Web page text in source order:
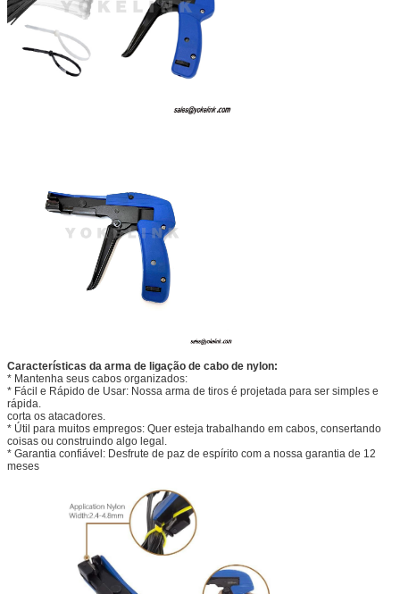
Características da arma de ligação de cabo de nylon:
* Mantenha seus cabos organizados:
* Fácil e Rápido de Usar: Nossa arma de tiros é projetada para ser simples e
rápida.
corta os atacadores.
* Útil para muitos empregos: Quer esteja trabalhando em cabos, consertando
coisas ou construindo algo legal.
* Garantia confiável: Desfrute de paz de espírito com a nossa garantia de 12
meses